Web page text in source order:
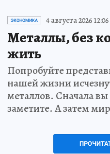
ЭКОНОМИКА 4 августа 2026 12:06
Металлы, без
жить
Попробуйте
нашей жизни
металлов. Сначала
заметите. А затем